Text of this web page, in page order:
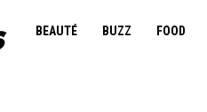
BEAUTÉ BUZZ FOOD